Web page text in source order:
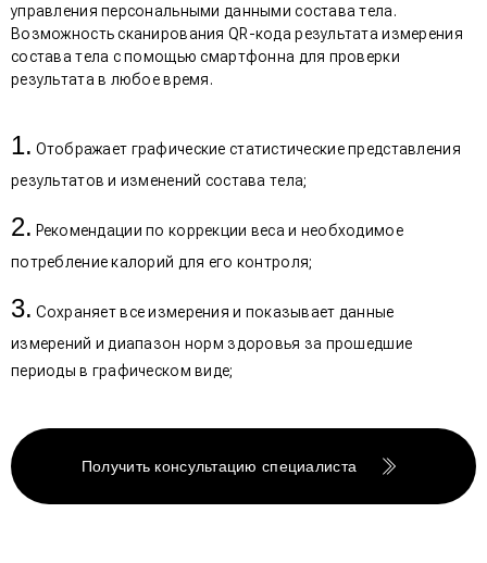
управления персональными данными состава тела.
Возможность сканирования QR-кода результата измерения
состава тела с помощью смартфонна для проверки
результата в любое время.
Отображает графические статистические представления
результатов и изменений состава тела;
Рекомендации по коррекции веса и необходимое
потребление калорий для его контроля;
Сохраняет все измерения и показывает данные
измерений и диапазон норм здоровья за прошедшие
периоды в графическом виде;
Получить консультацию специалиста